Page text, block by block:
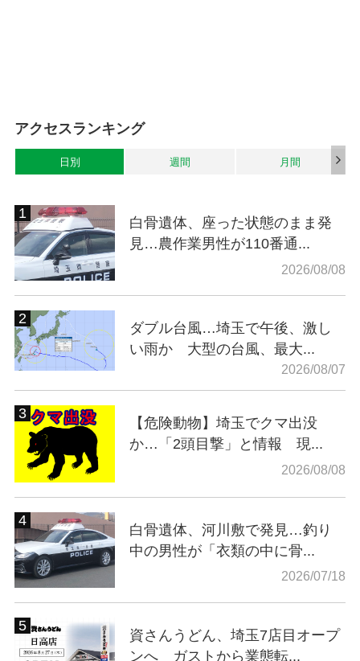
アクセスランキング
日別 週間 月間
白骨遺体、座った状態のまま発
見…農作業男性が110番通...
2026/08/08
ダブル台風…埼玉で午後、激し
い雨か 大型の台風、最大...
2026/08/07
【危険動物】埼玉でクマ出没
か…「2頭目撃」と情報 現...
2026/08/08
白骨遺体、河川敷で発見…釣り
中の男性が「衣類の中に骨...
2026/07/18
資さんうどん、埼玉7店目オープ
ンへ ガストから業態転...